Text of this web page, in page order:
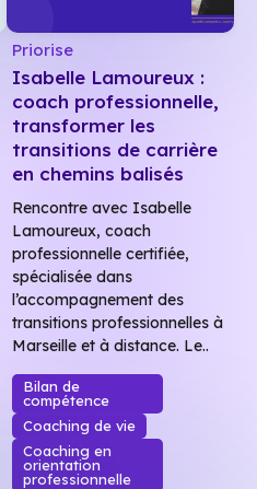
Priorise
Isabelle Lamoureux :
coach professionnelle,
transformer les
transitions de carrière
en chemins balisés
Rencontre avec Isabelle
Lamoureux, coach
professionnelle certifiée,
spécialisée dans
l’accompagnement des
transitions professionnelles à
Marseille et à distance. Le..
Bilan de
compétence
Coaching de vie
Coaching en
orientation
professionnelle